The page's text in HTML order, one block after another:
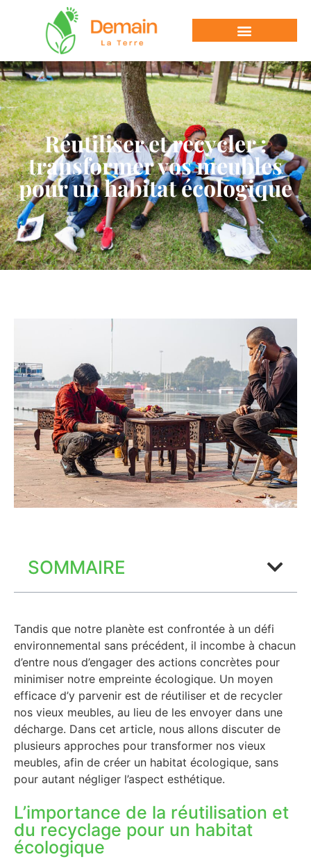
Réutiliser et recycler :
transformer vos meubles
pour un habitat écologique
SOMMAIRE
Tandis que notre planète est confrontée à un défi
environnemental sans précédent, il incombe à chacun
d’entre nous d’engager des actions concrètes pour
minimiser notre empreinte écologique. Un moyen
efficace d’y parvenir est de réutiliser et de recycler
nos vieux meubles, au lieu de les envoyer dans une
décharge. Dans cet article, nous allons discuter de
plusieurs approches pour transformer nos vieux
meubles, afin de créer un habitat écologique, sans
pour autant négliger l’aspect esthétique.
L’importance de la réutilisation et
du recyclage pour un habitat
écologique